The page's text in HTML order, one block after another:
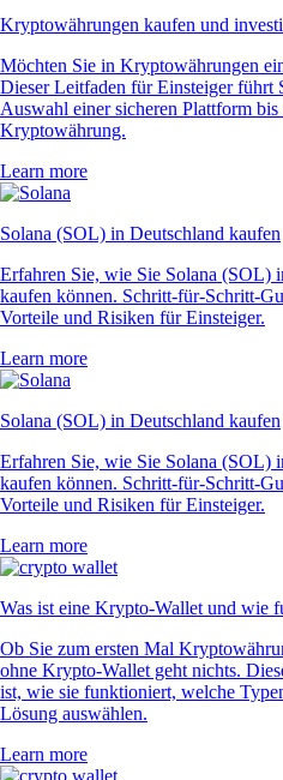
Kryptowährungen kaufen und
Möchten Sie in Kryptowährungen
Dieser Leitfaden für Einsteiger führt
Auswahl einer sicheren Plattform
Kryptowährung.
Learn more
Solana (SOL) in Deutschland kaufen
Erfahren Sie, wie Sie Solana (SOL)
kaufen können. Schritt-für-Schritt-
Vorteile und Risiken für Einsteiger.
Learn more
Solana (SOL) in Deutschland kaufen
Erfahren Sie, wie Sie Solana (SOL)
kaufen können. Schritt-für-Schritt-
Vorteile und Risiken für Einsteiger.
Learn more
Was ist eine Krypto-Wallet und wie
Ob Sie zum ersten Mal
ohne Krypto-Wallet geht nichts.
ist, wie sie funktioniert, welche
Lösung auswählen.
Learn more